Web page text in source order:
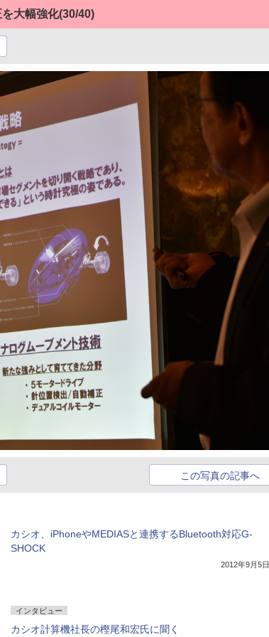
大幅強化(30/40)
この写真の記事へ
カシオ、iPhoneやMEDIASと連携するBluetooth対応G-
SHOCK
2012年9月5日
インタビュー
カシオ計算機社長の樫尾和宏氏に聞く